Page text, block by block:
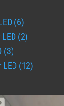
66
produits
22
33
produits
LED 1212